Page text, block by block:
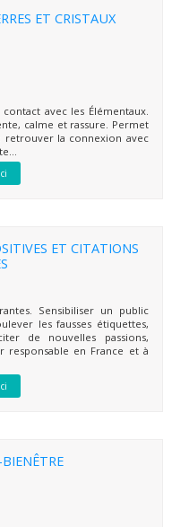
ET CRISTAUX
avec les Élémentaux.
calme et rassure. Permet
la connexion avec
ET CITATIONS
Sensibiliser un public
les fausses étiquettes,
de nouvelles passions,
responsable en France et à